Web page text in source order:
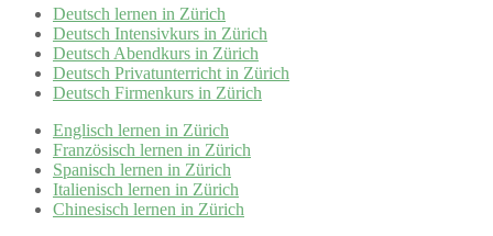
Deutsch lernen in Zürich
Deutsch Intensivkurs in Zürich
Deutsch Abendkurs in Zürich
Deutsch Privatunterricht in Zürich
Deutsch Firmenkurs in Zürich
Englisch lernen in Zürich
Französisch lernen in Zürich
Spanisch lernen in Zürich
Italienisch lernen in Zürich
Chinesisch lernen in Zürich